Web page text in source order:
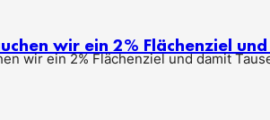
wir ein 2% Flächenziel
wir ein 2% Flächenziel und damit